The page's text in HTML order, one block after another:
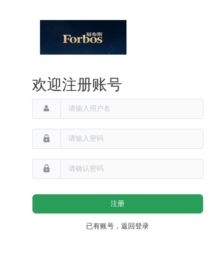
欢迎注册账号
注册
已有账号，返回登录